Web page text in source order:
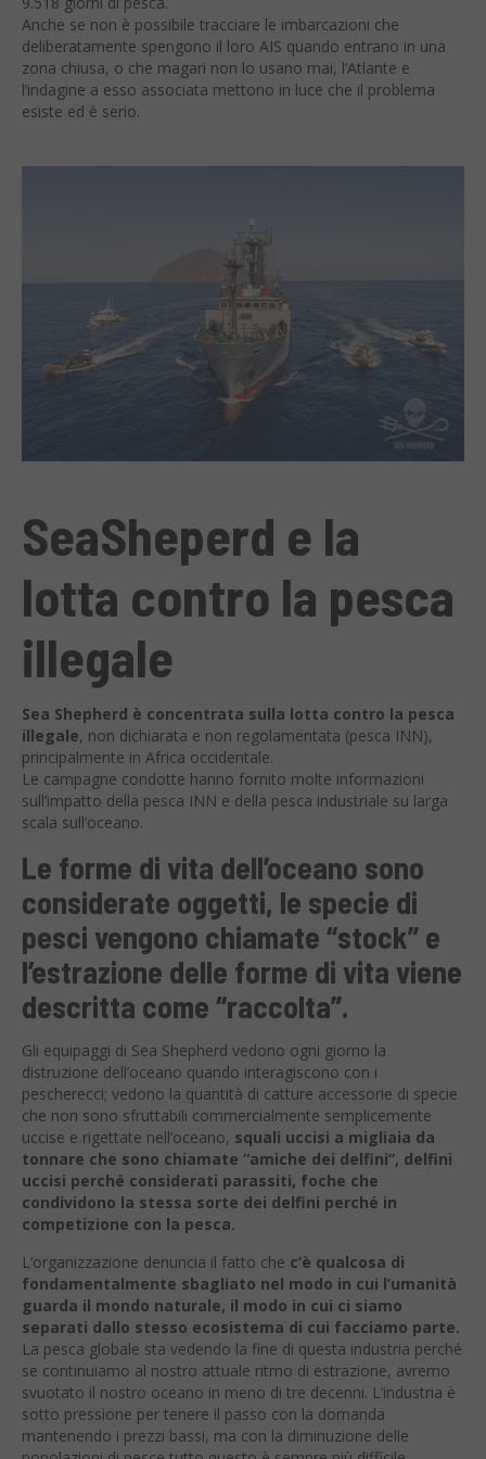
Anche se non è possibile tracciare le imbarcazioni che
deliberatamente spengono il loro AIS quando entrano in una
zona chiusa, o che magari non lo usano mai, l’Atlante e
l’indagine a esso associata mettono in luce che il problema
esiste ed è serio.
SeaSheperd e la
lotta contro la pesca
illegale
Sea Shepherd è concentrata sulla lotta contro la pesca
illegale, non dichiarata e non regolamentata (pesca INN),
principalmente in Africa occidentale.
Le campagne condotte hanno fornito molte informazioni
sull’impatto della pesca INN e della pesca industriale su larga
scala sull’oceano.
Le forme di vita dell’oceano sono
considerate oggetti, le specie di
pesci vengono chiamate “stock” e
l’estrazione delle forme di vita viene
descritta come “raccolta”.
Gli equipaggi di Sea Shepherd vedono ogni giorno la
distruzione dell’oceano quando interagiscono con i
pescherecci; vedono la quantità di catture accessorie di specie
che non sono sfruttabili commercialmente semplicemente
uccise e rigettate nell’oceano, squali uccisi a migliaia da
tonnare che sono chiamate “amiche dei delfini”, delfini
uccisi perché considerati parassiti, foche che
condividono la stessa sorte dei delfini perché in
competizione con la pesca.
L’organizzazione denuncia il fatto che c’è qualcosa di
fondamentalmente sbagliato nel modo in cui l’umanità
guarda il mondo naturale, il modo in cui ci siamo
separati dallo stesso ecosistema di cui facciamo parte.
La pesca globale sta vedendo la fine di questa industria perché
se continuiamo al nostro attuale ritmo di estrazione, avremo
svuotato il nostro oceano in meno di tre decenni. L’industria è
sotto pressione per tenere il passo con la domanda
mantenendo i prezzi bassi, ma con la diminuzione delle